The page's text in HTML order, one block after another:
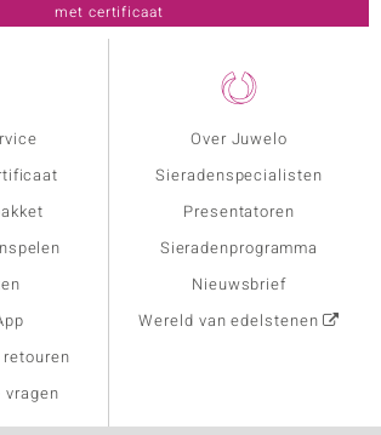
Over Juwelo
Sieradenspecialisten
Presentatoren
Sieradenprogramma
Nieuwsbrief
Wereld van edelstenen
met certificaat